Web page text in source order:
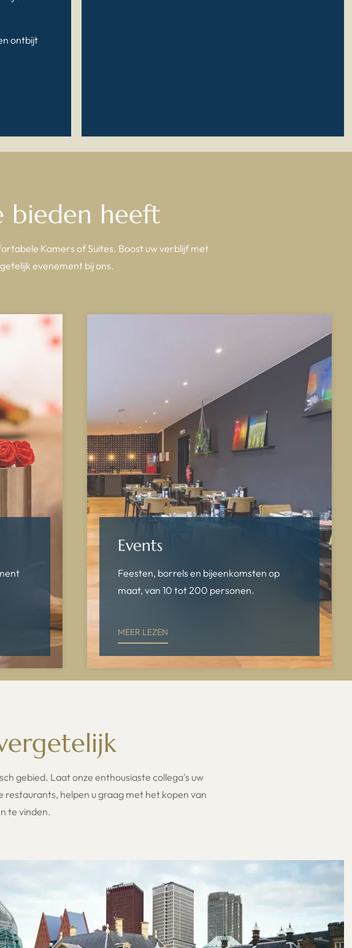
ontbijt
heeft
Kamers of Suites. Boost uw verblijf met
evenement bij ons.
Events
Feesten, borrels en bijeenkomsten op
maat, van 10 tot 200 personen.
MEER LEZEN
gebied. Laat onze enthousiaste collega's uw
restaurants, helpen u graag met het kopen van
te vinden.